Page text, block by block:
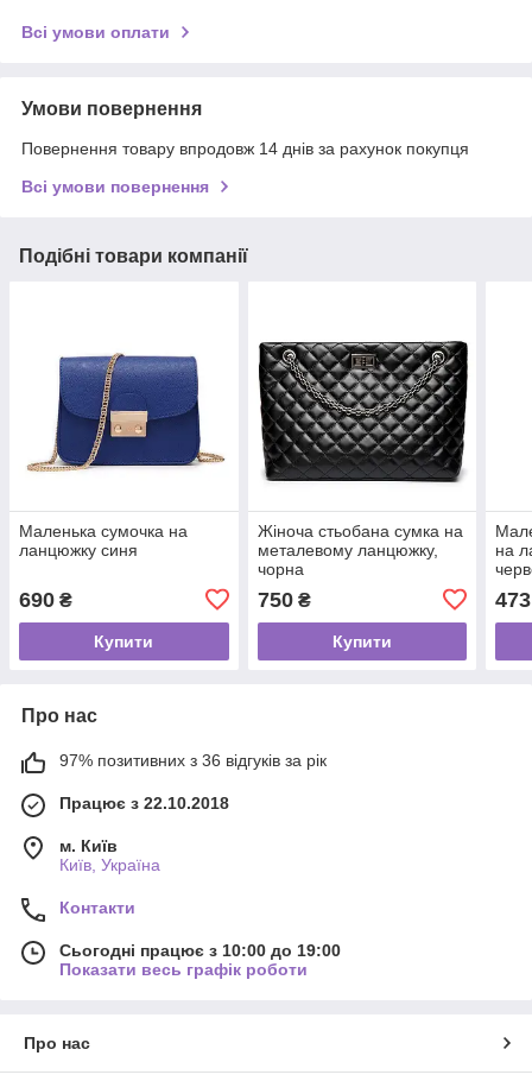
Всі умови оплати
Умови повернення
Повернення товару впродовж 14 днів за рахунок покупця
Всі умови повернення
Подібні товари компанії
Маленька сумочка на
ланцюжку синя
690 ₴
Купити
Жіноча стьобана сумка на
металевому ланцюжку,
чорна
750₴
Купити
на
473
Про нас
97% позитивних з 36 відгуків за рік
Працює з 22.10.2018
м. Київ
Київ, Україна
Контакти
Сьогодні працює з 10:00 до 19:00
Показати весь графік роботи
Про нас